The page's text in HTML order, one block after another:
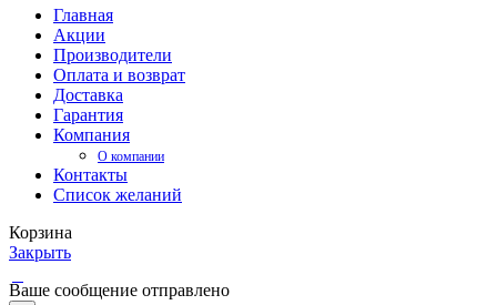
Главная
Акции
Производители
Оплата и возврат
Доставка
Гарантия
Компания
О компании
Контакты
Список желаний
Корзина
Закрыть
Ваше сообщение отправлено